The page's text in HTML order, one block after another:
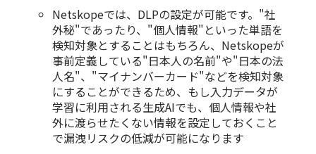
Netskopeでは、DLPの設定が可能です。"社
外秘"であったり、"個人情報"といった単語を
検知対象とすることはもちろん、Netskopeが
事前定義している"日本人の名前"や"日本の法
人名"、"マイナンバーカード"などを検知対象
にすることができるため、もし入力データが
学習に利用される生成AIでも、個人情報や社
外に渡らせたくない情報を設定しておくこと
で漏洩リスクの低減が可能になります